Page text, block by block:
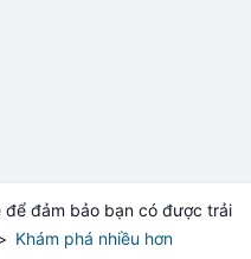
đảm bảo bạn có được trải
Khám phá nhiều hơn
$73.42 -1.18%